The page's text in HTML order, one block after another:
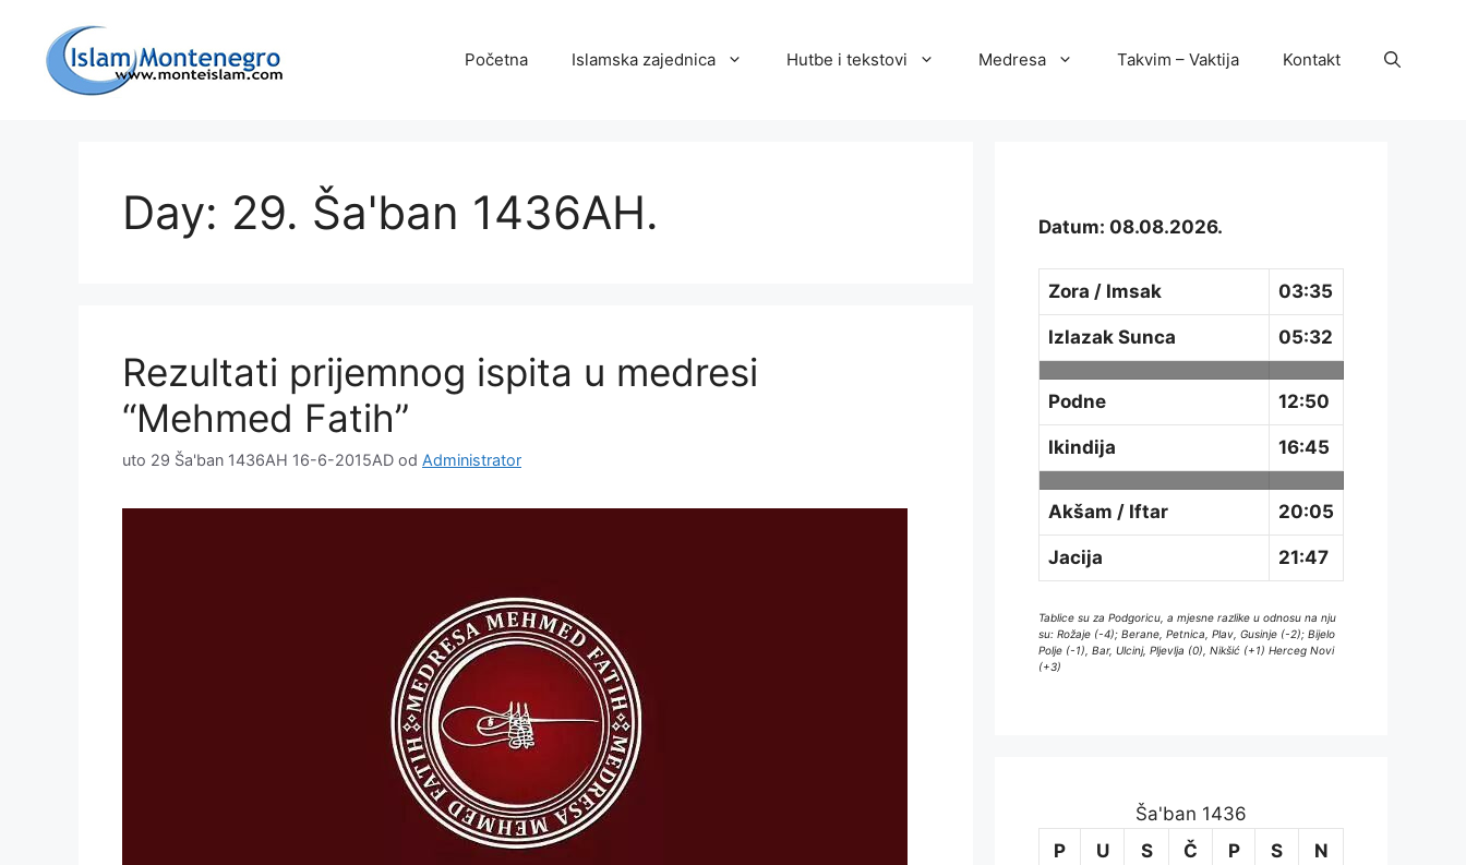
sadržaj
Početna Islamska zajednica Hutbe i tekstovi Medresa Takvim – Vaktija Kontakt
Day: 29. Ša'ban 1436AH.
Rezultati prijemnog ispita u medresi
“Mehmed Fatih”
uto 29 Ša'ban 1436AH 16-6-2015AD od Administrator
Datum: 08.08.2026.
Zora / Imsak 03:35
Izlazak Sunca 05:32
Podne 12:50
Ikindija 16:45
Akšam / Iftar 20:05
Jacija 21:47
Tablice su za Podgoricu, a mjesne razlike u odnosu na nju
su: Rožaje (-4); Berane, Petnica, Plav, Gusinje (-2); Bijelo
Polje (-1), Bar, Ulcinj, Pljevlja (0), Nikšić (+1) Herceg Novi
(+3)
Ša'ban 1436
P
U S Č P S N